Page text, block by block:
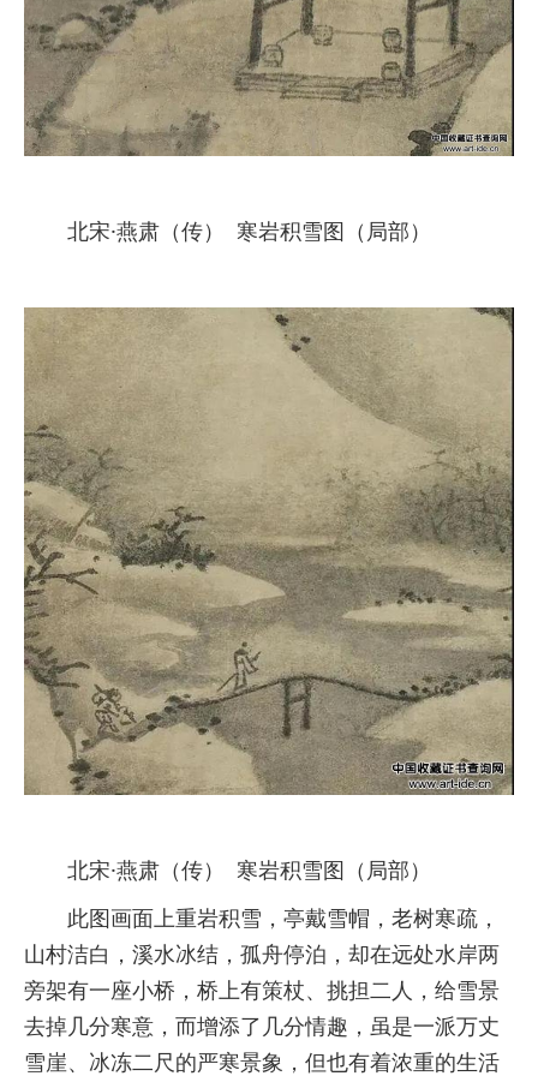
北宋·燕肃（传） 寒岩积雪图（局部）
北宋·燕肃（传） 寒岩积雪图（局部）
此图画面上重岩积雪，亭戴雪帽，老树寒疏，
山村洁白，溪水冰结，孤舟停泊，却在远处水岸两
旁架有一座小桥，桥上有策杖、挑担二人，给雪景
去掉几分寒意，而增添了几分情趣，虽是一派万丈
雪崖、冰冻二尺的严寒景象，但也有着浓重的生活